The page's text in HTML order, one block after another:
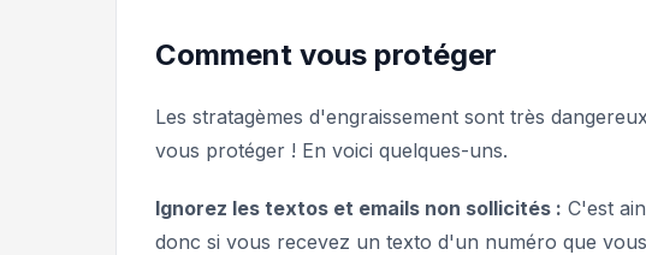
Comment vous protéger
Les stratagèmes d'engraissement sont très
vous protéger ! En voici quelques-uns.
Ignorez les textos et emails non sollicités : C'est
donc si vous recevez un texto d'un numéro que